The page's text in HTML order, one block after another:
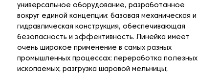
универсальное оборудование, разработанное
вокруг единой концепции: базовая механическая и
гидравлическая конструкция, обеспечивающая
безопасность и эффективность. Линейка имеет
очень широкое применение в самых разных
промышленных процессах: переработка полезных
ископаемых; разгрузка шаровой мельницы;